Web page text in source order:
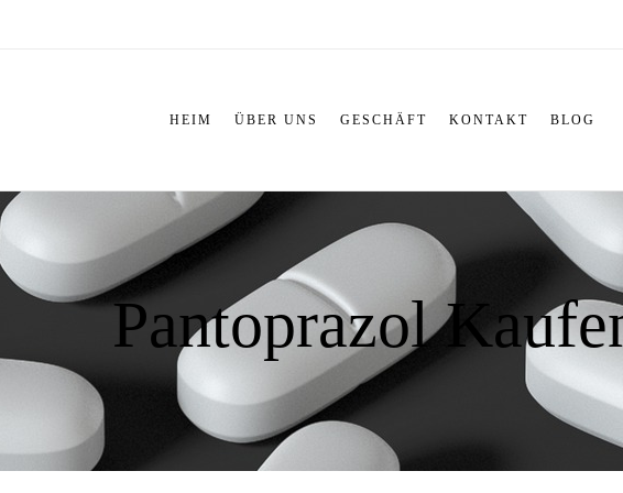
HEIM ÜBER UNS GESCHÄFT KONTAKT BLOG
Pantoprazol